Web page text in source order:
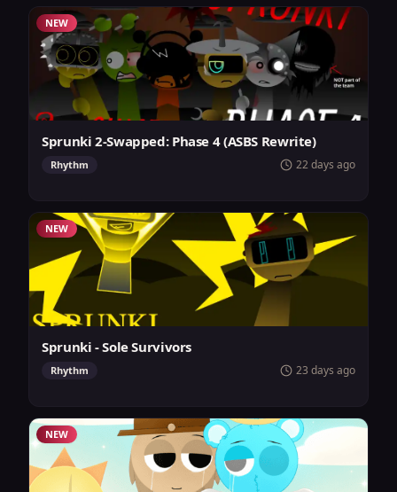
NEW
Sprunki 2-Swapped: Phase 4 (ASBS Rewrite)
Rhythm 22 days ago
NEW
Sprunki - Sole Survivors
Rhythm 23 days ago
NEW